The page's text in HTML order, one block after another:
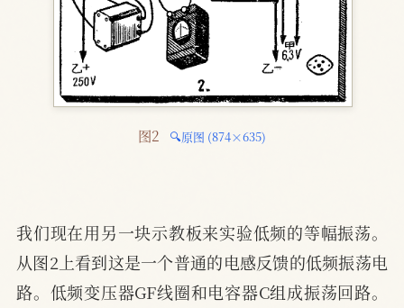
图2 🔍原图 (874×635)
我们现在用另一块示教板来实验低频的等幅振荡。
从图2上看到这是一个普通的电感反馈的低频振荡电
路。低频变压器GF线圈和电容器C组成振荡回路。